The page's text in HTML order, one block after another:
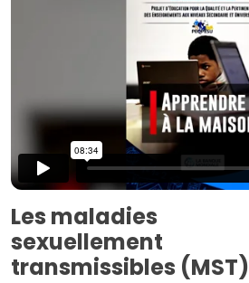
Les maladies
sexuellement
transmissibles (MST)